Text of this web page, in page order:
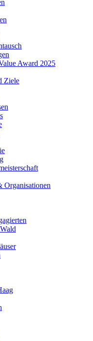
Award 2025
Ziele
Organisationen